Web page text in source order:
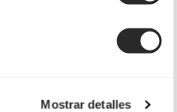
Mostrar detalles